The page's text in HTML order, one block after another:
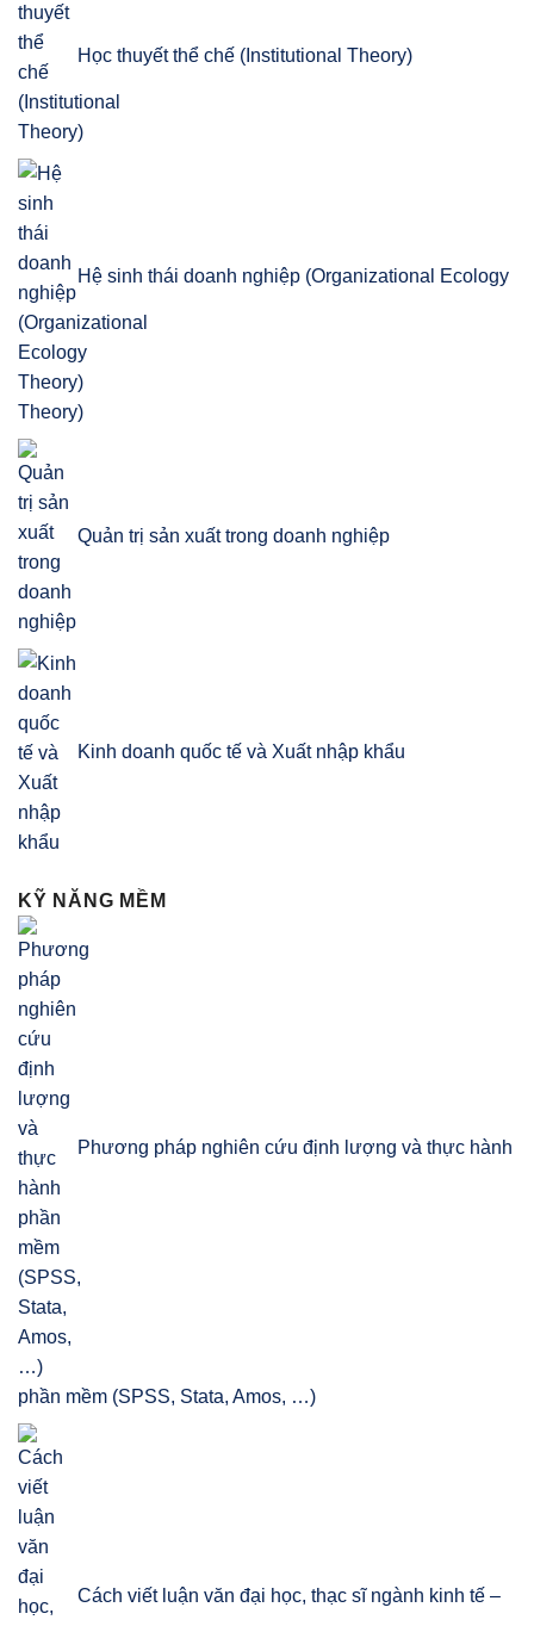
Học thuyết thể chế (Institutional Theory)
Hệ sinh thái doanh nghiệp (Organizational Ecology
Theory)
Quản trị sản xuất trong doanh nghiệp
Kinh doanh quốc tế và Xuất nhập khẩu
KỸ NĂNG MỀM
Phương pháp nghiên cứu định lượng và thực hành
phần mềm (SPSS, Stata, Amos, …)
Cách viết luận văn đại học, thạc sĩ ngành kinh tế –